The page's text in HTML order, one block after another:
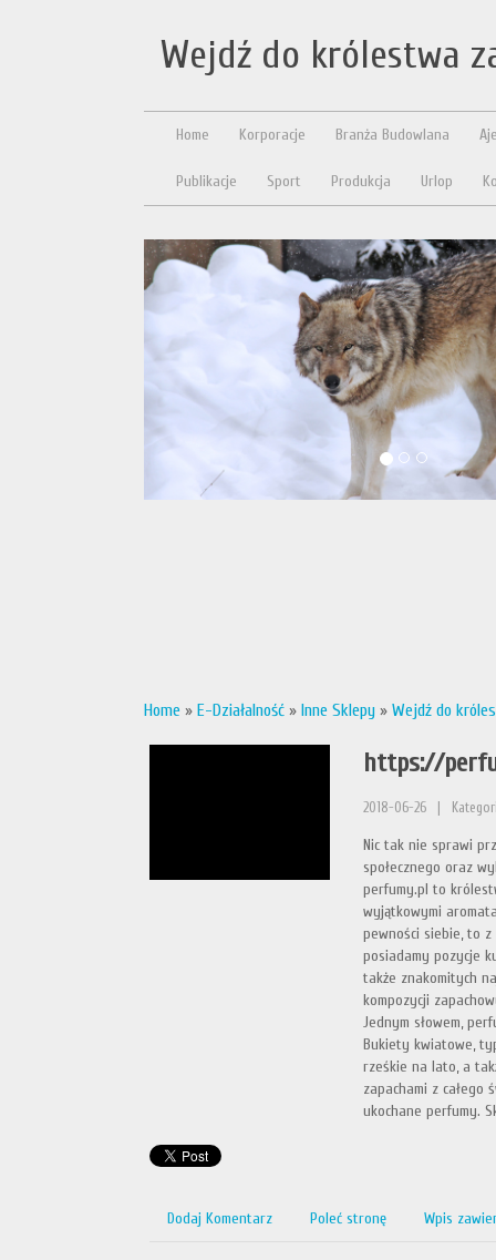
Wejdź do królestwa
Home Korporacje Branża Budowlana
Publikacje Sport Produkcja Urlop
Home » E-Działalność » Inne Sklepy » Wejdź do
https://
2018-06-26
Nic tak nie sprawi
społecznego oraz
perfumy.pl to
wyjątkowymi
pewności siebie, to
posiadamy pozycje
także znakomitych
kompozycji
Jednym słowem,
Bukiety kwiatowe,
rześkie na lato, a
zapachami z całego
ukochane perfumy.
Dodaj Komentarz Poleć stronę Wpis